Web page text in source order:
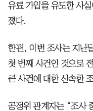
유료 가입을 유도한 사
졌다.
한편, 이번 조사는 지난
첫 번째 사건인 것으로
큰 사건에 대한 신속한
공정위 관계자는 “조사